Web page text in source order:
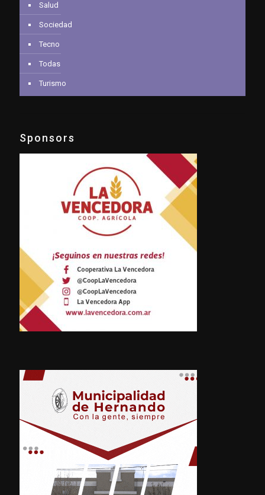
Salud
Sociedad
Tecno
Todas
Turismo
Sponsors